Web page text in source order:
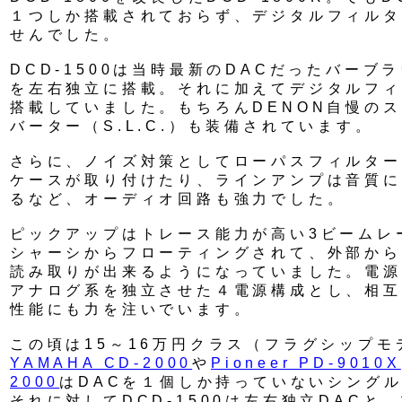
１つしか搭載されておらず、デジタルフィル
せんでした。
DCD-1500は当時最新のDACだったバーブ
を左右独立に搭載。それに加えてデジタルフ
搭載していました。もちろんDENON自慢の
バーター（S.L.C.）も装備されています。
さらに、ノイズ対策としてローパスフィルタ
ケースが取り付けたり、ラインアンプは音質
るなど、オーディオ回路も強力でした。
ピックアップはトレース能力が高い3ビーム
シャーシからフローティングされて、外部か
読み取りが出来るようになっていました。電
アナログ系を独立させた４電源構成とし、相
性能にも力を注いでいます。
この頃は15～16万円クラス（フラグシップモ
YAMAHA CD-2000や Pioneer PD-9010X
2000 はDACを１個しか持っていないシング